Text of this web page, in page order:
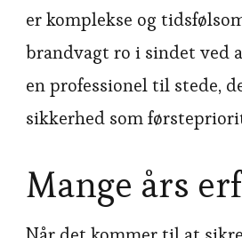
er komplekse og
brandvagt ro i sindet ved
en professionel til stede,
sikkerhed som
Mange års